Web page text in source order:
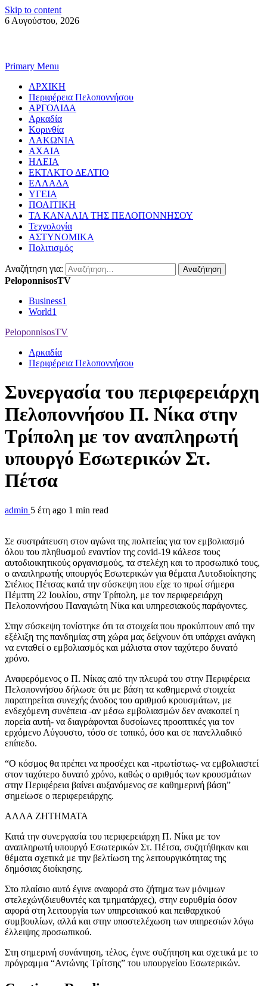
Skip to content
6 Αυγούστου, 2026
Primary Menu
ΑΡΧΙΚΗ
Περιφέρεια Πελοποννήσου
ΑΡΓΟΛΙΔΑ
Αρκαδία
Κορινθία
ΛΑΚΩΝΙΑ
ΑΧΑΙΑ
ΗΛΕΙΑ
ΕΚΤΑΚΤΟ ΔΕΛΤΙΟ
ΕΛΛΑΔΑ
ΥΓΕΙΑ
ΠΟΛΙΤΙΚΗ
ΤΑ ΚΑΝΑΛΙΑ ΤΗΣ ΠΕΛΟΠΟΝΝΗΣΟΥ
Τεχνολογία
ΑΣΤΥΝΟΜΙΚΑ
Πολιτισμός
Αναζήτηση για:
PeloponnisosTV
Business1
World1
PeloponnisosTV
Αρκαδία
Περιφέρεια Πελοποννήσου
Συνεργασία του περιφερειάρχη
Πελοποννήσου Π. Νίκα στην
Τρίπολη με τον αναπληρωτή
υπουργό Εσωτερικών Στ.
Πέτσα
admin 5 έτη ago 1 min read
Σε συστράτευση στον αγώνα της πολιτείας για τον εμβολιασμό
όλου του πληθυσμού εναντίον της covid-19 κάλεσε τους
αυτοδιοικητικούς οργανισμούς, τα στελέχη και το προσωπικό τους,
ο αναπληρωτής υπουργός Εσωτερικών για θέματα Αυτοδιοίκησης
Στέλιος Πέτσας κατά την σύσκεψη που είχε το πρωί σήμερα
Πέμπτη 22 Ιουλίου, στην Τρίπολη, με τον περιφερειάρχη
Πελοποννήσου Παναγιώτη Νίκα και υπηρεσιακούς παράγοντες.
Στην σύσκεψη τονίστηκε ότι τα στοιχεία που προκύπτουν από την
εξέλιξη της πανδημίας στη χώρα μας δείχνουν ότι υπάρχει ανάγκη
να ενταθεί ο εμβολιασμός και μάλιστα στον ταχύτερο δυνατό
χρόνο.
Αναφερόμενος ο Π. Νίκας από την πλευρά του στην Περιφέρεια
Πελοποννήσου δήλωσε ότι με βάση τα καθημερινά στοιχεία
παρατηρείται συνεχής άνοδος του αριθμού κρουσμάτων, με
ενδεχόμενη συνέπεια -αν μέσω εμβολιασμών δεν ανακοπεί η
πορεία αυτή- να διαγράφονται δυσοίωνες προοπτικές για τον
ερχόμενο Αύγουστο, τόσο σε τοπικό, όσο και σε πανελλαδικό
επίπεδο.
“Ο κόσμος θα πρέπει να προσέχει και -πρωτίστως- να εμβολιαστεί
στον ταχύτερο δυνατό χρόνο, καθώς ο αριθμός των κρουσμάτων
στην Περιφέρεια βαίνει αυξανόμενος σε καθημερινή βάση”
σημείωσε ο περιφερειάρχης.
ΑΛΛΑ ΖΗΤΗΜΑΤΑ
Κατά την συνεργασία του περιφερειάρχη Π. Νίκα με τον
αναπληρωτή υπουργό Εσωτερικών Στ. Πέτσα, συζητήθηκαν και
θέματα σχετικά με την βελτίωση της λειτουργικότητας της
δημόσιας διοίκησης.
Στο πλαίσιο αυτό έγινε αναφορά στο ζήτημα των μόνιμων
στελεχών(διευθυντές και τμηματάρχες), στην ευρυθμία όσον
αφορά στη λειτουργία των υπηρεσιακού και πειθαρχικού
συμβουλίων, αλλά και στην υποστελέχωση των υπηρεσιών λόγω
έλλειψης προσωπικού.
Στη σημερινή συνάντηση, τέλος, έγινε συζήτηση και σχετικά με το
πρόγραμμα “Αντώνης Τρίτσης” του υπουργείου Εσωτερικών.